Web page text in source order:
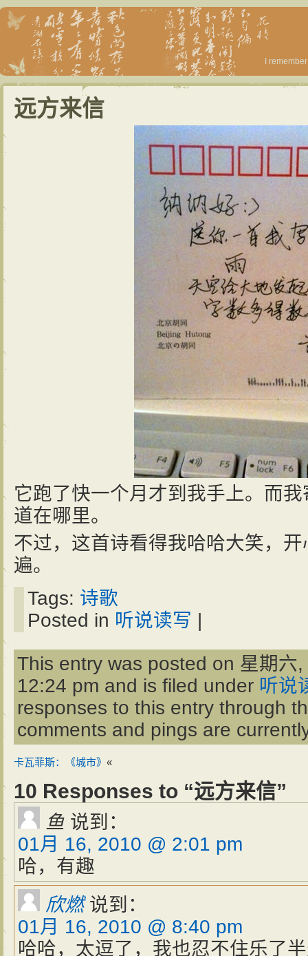
I
远方来信
它跑了快一个月才到我手上。而
道在哪里。
不过，这首诗看得我哈哈大笑，
遍。
Tags: 诗歌
Posted in 听说读写 |
This entry was posted on 星期六
12:24 pm and is filed under 听说
responses to this entry through
comments and pings are
卡瓦菲斯：《城市》 «
10 Responses to “远方来信”
鱼 说到：
01月 16, 2010 @ 2:01 pm
哈，有趣
欣燃 说到：
01月 16, 2010 @ 8:40 pm
哈哈，太逗了，我也忍不住乐了